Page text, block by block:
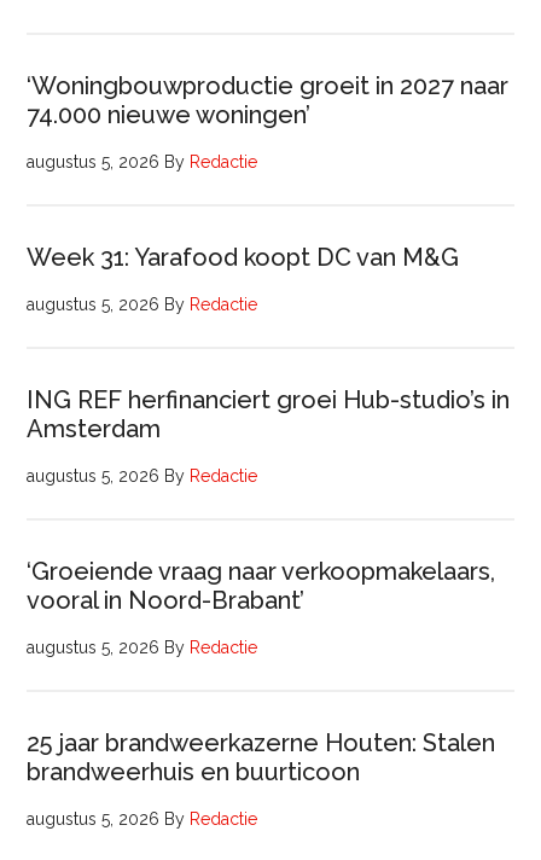
‘Woningbouwproductie groeit in 2027 naar
74.000 nieuwe woningen’
augustus 5, 2026 By Redactie
Week 31: Yarafood koopt DC van M&G
augustus 5, 2026 By Redactie
ING REF herfinanciert groei Hub-studio’s in
Amsterdam
augustus 5, 2026 By Redactie
‘Groeiende vraag naar verkoopmakelaars,
vooral in Noord-Brabant’
augustus 5, 2026 By Redactie
25 jaar brandweerkazerne Houten: Stalen
brandweerhuis en buurticoon
augustus 5, 2026 By Redactie